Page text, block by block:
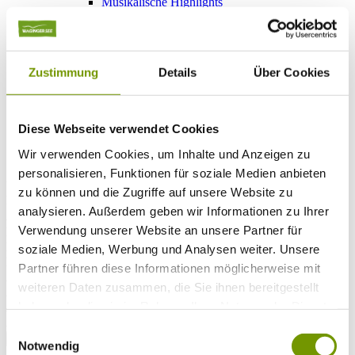
Zustimmung Details Über Cookies
Diese Webseite verwendet Cookies
Wir verwenden Cookies, um Inhalte und Anzeigen zu
personalisieren, Funktionen für soziale Medien anbieten
zu können und die Zugriffe auf unsere Website zu
analysieren. Außerdem geben wir Informationen zu Ihrer
Verwendung unserer Website an unsere Partner für
soziale Medien, Werbung und Analysen weiter. Unsere
Partner führen diese Informationen möglicherweise mit
weiteren Daten zusammen, die Sie ihnen bereitgestellt
Notwendig
Social Media
UNTERKÜNFTE
Bitte wählen Sie einen Ort
Anreise*
Nächte
Erwachsene
Kinder
Alter Kind 1
Alter Kind 2
Alter Kind 3
suchen